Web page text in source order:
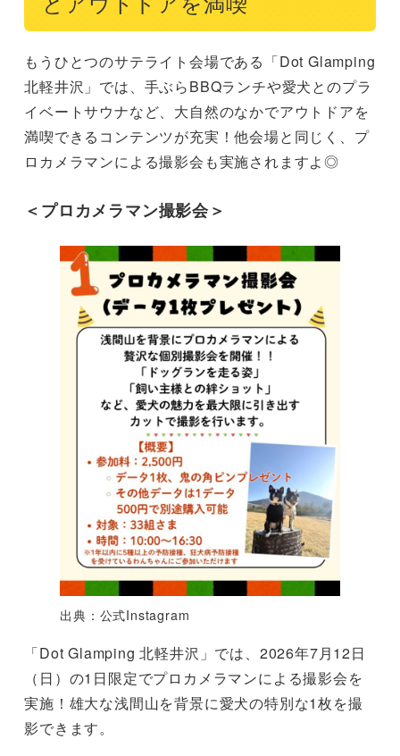
もうひとつのサテライト会場である「Dot Glamping
北軽井沢」では、手ぶらBBQランチや愛犬とのプラ
イベートサウナなど、大自然のなかでアウトドアを
満喫できるコンテンツが充実！他会場と同じく、プ
ロカメラマンによる撮影会も実施されますよ◎
＜プロカメラマン撮影会＞
出典：公式Instagram
「Dot Glamping 北軽井沢」では、2026年7月12日
（日）の1日限定でプロカメラマンによる撮影会を
実施！雄大な浅間山を背景に愛犬の特別な1枚を撮
影できます。